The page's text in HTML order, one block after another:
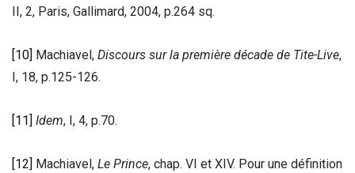
II, 2, Paris, Gallimard, 2004, p.264 sq.
[10] Machiavel, Discours sur la première décade de Tite-Live,
I, 18, p.125-126.
[11] Idem, I, 4, p.70.
[12] Machiavel, Le Prince, chap. VI et XIV. Pour une définition